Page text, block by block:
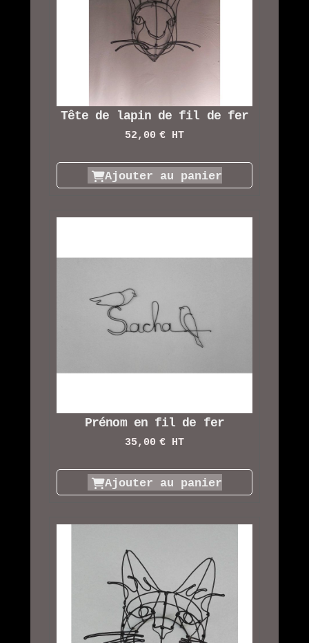
Tête de lapin de fil de fer
52,00 € HT
Ajouter au panier
Prénom en fil de fer
35,00 € HT
Ajouter au panier